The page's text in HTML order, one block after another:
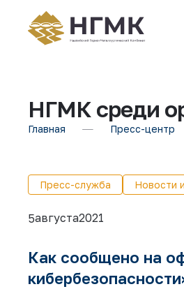
НГМК среди
Главная Пресс-центр
Пресс-служба Новости
5августа2021
Как сообщено на